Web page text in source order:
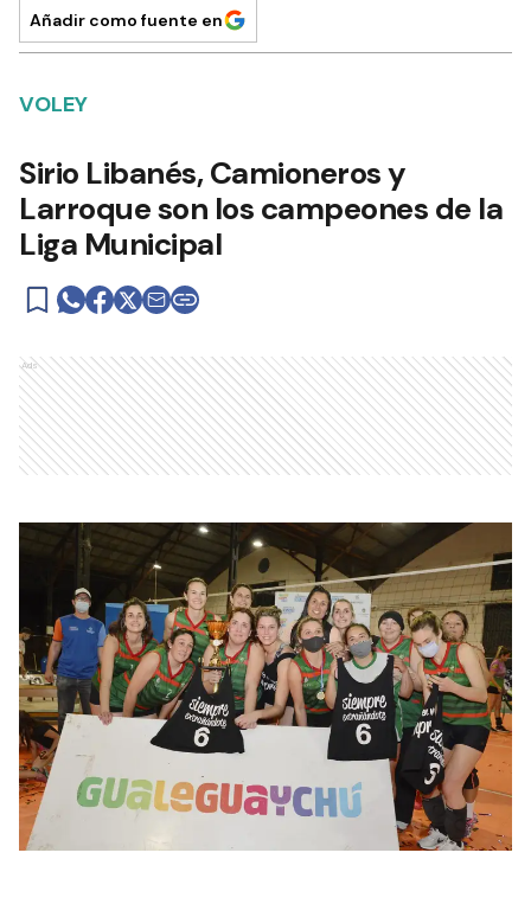
Añadir como fuente en
VOLEY
Sirio Libanés, Camioneros y
Larroque son los campeones de la
Liga Municipal
Ads